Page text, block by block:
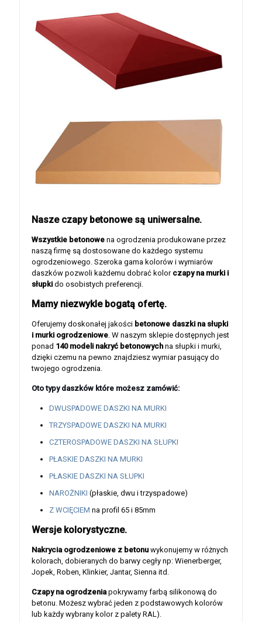
Nasze czapy betonowe są uniwersalne.
Wszystkie betonowe na ogrodzenia produkowane przez
naszą firmę są dostosowane do każdego systemu
ogrodzeniowego. Szeroka gama kolorów i wymiarów
daszków pozwoli każdemu dobrać kolor czapy na murki i
słupki do osobistych preferencji.
Mamy niezwykle bogatą ofertę.
Oferujemy doskonałej jakości betonowe daszki na słupki
i murki ogrodzeniowe. W naszym sklepie dostępnych jest
ponad 140 modeli nakryć betonowych na słupki i murki,
dzięki czemu na pewno znajdziesz wymiar pasujący do
twojego ogrodzenia.
Oto typy daszków które możesz zamówić:
DWUSPADOWE DASZKI NA MURKI
TRZYSPADOWE DASZKI NA MURKI
CZTEROSPADOWE DASZKI NA SŁUPKI
PŁASKIE DASZKI NA MURKI
PŁASKIE DASZKI NA SŁUPKI
NAROŻNIKI (płaskie, dwu i trzyspadowe)
Z WCIĘCIEM na profil 65 i 85mm
Wersje kolorystyczne.
Nakrycia ogrodzeniowe z betonu wykonujemy w różnych
kolorach, dobieranych do barwy cegły np: Wienerberger,
Jopek, Roben, Klinkier, Jantar, Sienna itd.
Czapy na ogrodzeniapokrywamy farbą silikonową do
betonu. Możesz wybrać jeden z podstawowych kolorów
lub każdy wybrany kolor z palety RAL).